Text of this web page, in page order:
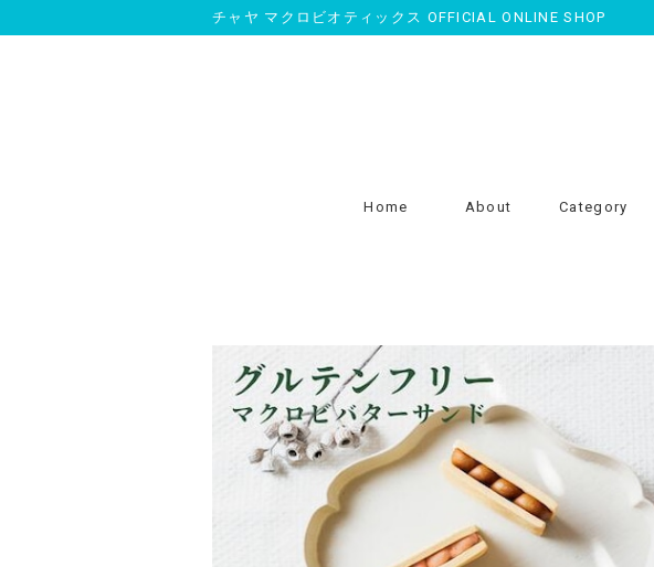
チャヤ マクロビオティックス OFFICIAL ONLINE SHOP
Home About Category